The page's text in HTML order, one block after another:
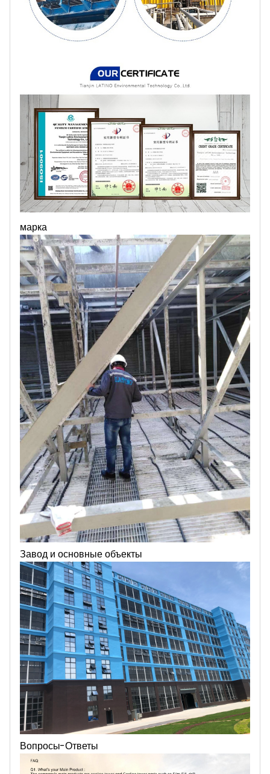
марка
Завод и основные объекты
Вопросы-Ответы